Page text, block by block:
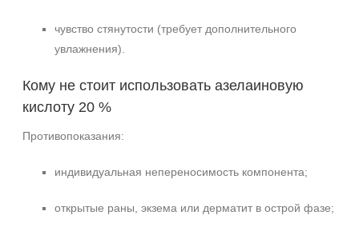
чувство стянутости (требует дополнительного
увлажнения).
Кому не стоит использовать азелаиновую
кислоту 20 %
Противопоказания:
индивидуальная непереносимость компонента;
открытые раны, экзема или дерматит в острой фазе;